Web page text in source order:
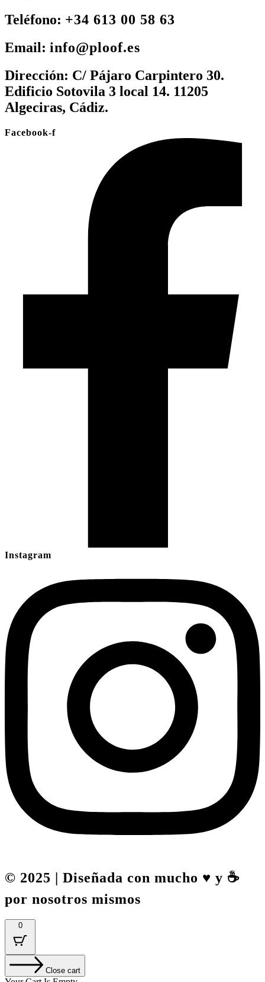
Teléfono: +34 613 00 58 63
Email: info@ploof.es
Dirección: C/ Pájaro Carpintero 30.
Edificio Sotovila 3 local 14. 11205
Algeciras, Cádiz.
Facebook-f
Instagram
© 2025 | Diseñada con mucho ♥️ y ☕
por nosotros mismos
0
Close cart